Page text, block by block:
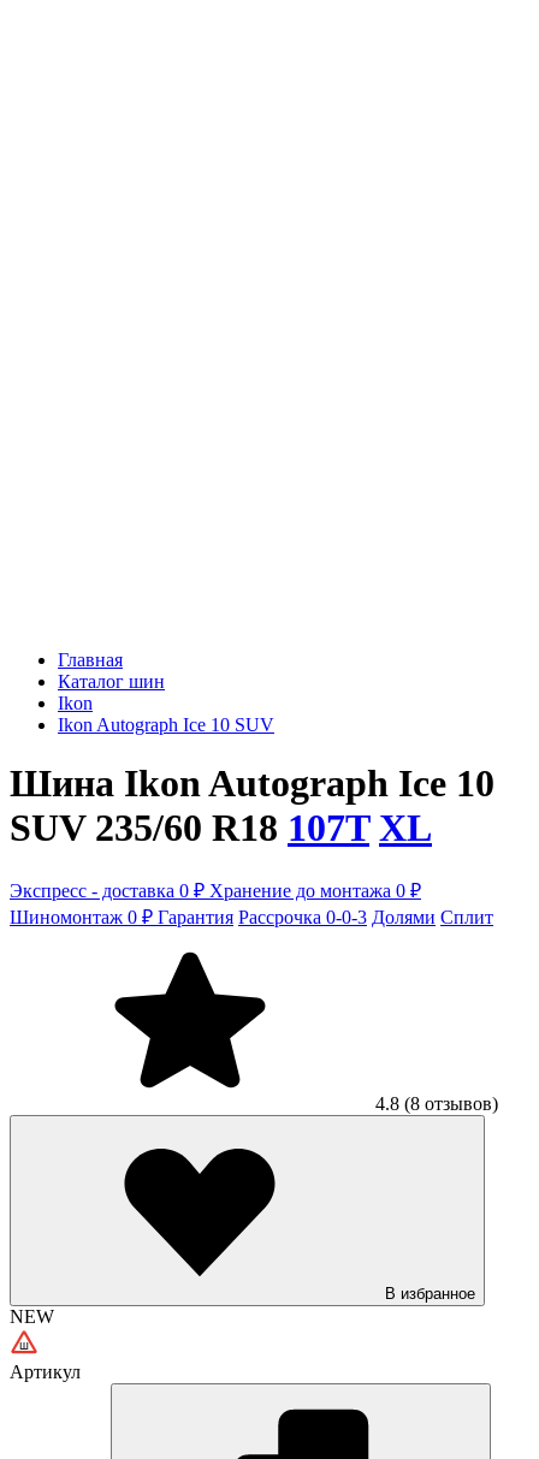
Главная
Каталог шин
Ikon
Ikon Autograph Ice 10 SUV
Шина Ikon Autograph Ice 10
SUV 235/60 R18 107T XL
Экспресс - доставка 0 ₽ Хранение до монтажа 0 ₽
Шиномонтаж 0 ₽ Гарантия Рассрочка 0-0-3 Долями Сплит
4.8 (8 отзывов)
В избранное
NEW
Артикул